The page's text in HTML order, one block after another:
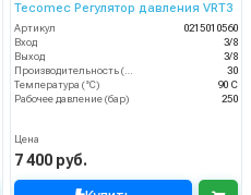
Tecomec Регулятор давления VRT3
Артикул
0215010560
Вход
3/8
Выход
3/8
Производительность (л/мин)
30
Температура (°C)
90 С
Рабочее давление (бар)
250
Цена
7 400 руб.